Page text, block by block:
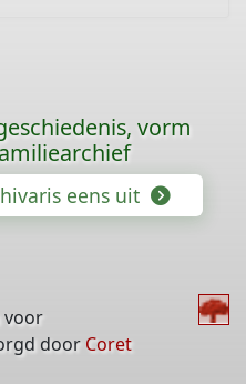
vorm
eens uit
voor
door Coret